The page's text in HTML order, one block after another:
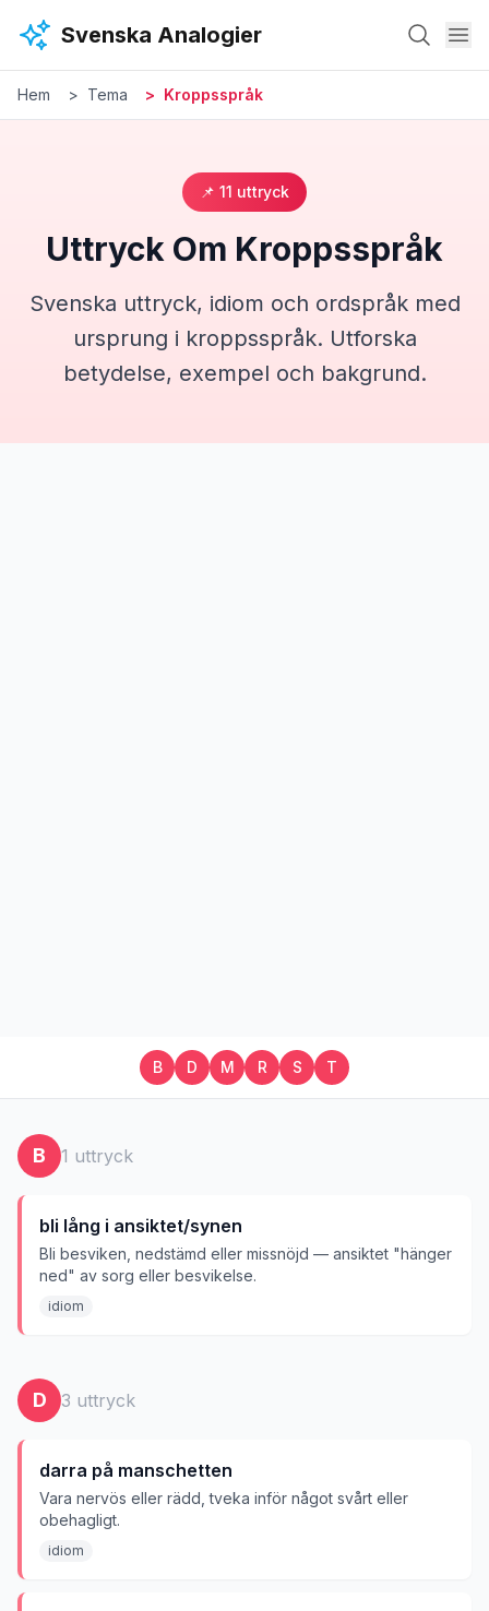
Svenska Analogier
Hem Tema Kroppsspråk
📌 11 uttryck
Uttryck Om Kroppsspråk
Svenska uttryck, idiom och ordspråk med
ursprung i kroppsspråk. Utforska
betydelse, exempel och bakgrund.
B D M R S T
B 1 uttryck
bli lång i ansiktet/synen
Bli besviken, nedstämd eller missnöjd — ansiktet "hänger
ned" av sorg eller besvikelse.
idiom
D 3 uttryck
darra på manschetten
Vara nervös eller rädd, tveka inför något svårt eller
obehagligt.
idiom